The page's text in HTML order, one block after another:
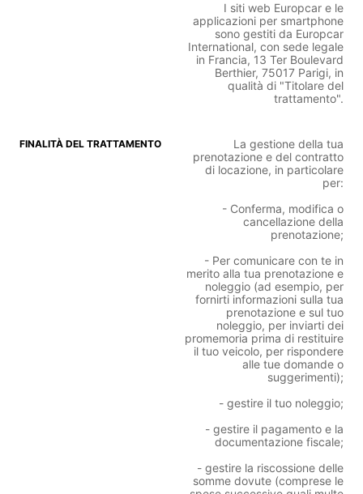
I siti web Europcar e le
applicazioni per smartphone
sono gestiti da Europcar
International, con sede legale
in Francia, 13 Ter Boulevard
Berthier, 75017 Parigi, in
qualità di "Titolare del
trattamento".
La gestione della tua
prenotazione e del contratto
di locazione, in particolare
per:
- Conferma, modifica o
cancellazione della
prenotazione;
- Per comunicare con te in
merito alla tua prenotazione e
noleggio (ad esempio, per
fornirti informazioni sulla tua
prenotazione e sul tuo
noleggio, per inviarti dei
promemoria prima di restituire
il tuo veicolo, per rispondere
alle tue domande o
suggerimenti);
- gestire il tuo noleggio;
- gestire il pagamento e la
documentazione fiscale;
- gestire la riscossione delle
somme dovute (comprese le